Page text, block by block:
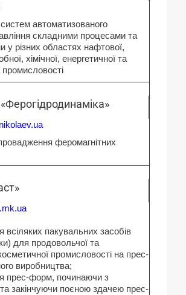
автоматизованого
складними процесами та
у різних областях нафтової,
хімічної, енергетичної та
промисловості
феромагнітних
всіляких пакувальних засобів
для продовольчої та
промисловості на прес-
виробництва;
прес-форм, починаючи з
закінчуючи поєною здачею прес-